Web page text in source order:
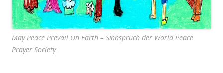
May Peace Prevail On Earth – Sinnspruch der World Peace
Prayer Society